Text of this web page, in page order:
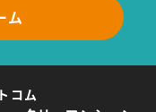
ム
コム